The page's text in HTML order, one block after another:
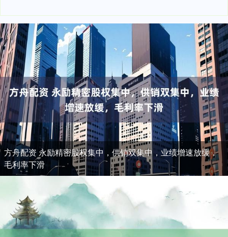
方舟配资 永励精密股权集中，供销双集中，业绩增速放缓，
毛利率下滑